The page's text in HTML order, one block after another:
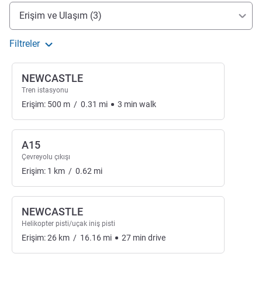
Erişim ve ulaşım
Erişim ve Ulaşım (3)
Filtreler
NEWCASTLE
Tren istasyonu
Erişim: 500 m / 0.31 mi 3 min walk
A15
Çevreyolu çıkışı
Erişim: 1 km / 0.62 mi
NEWCASTLE
Helikopter pisti/uçak iniş pisti
Erişim:26 km / 16.16 mi 27 min drive